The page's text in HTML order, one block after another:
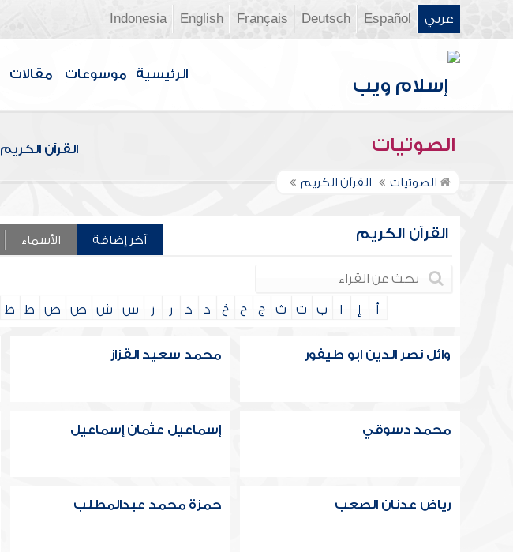
عربي Español
Deutsch
Français
English
Indonesia
الرئيسية موسوعات مقالات
الصوتيات القرآن الكريم
الصوتيات القرآن الكريم
القرآن الكريم آخر إضافة الأسماء
أ إ ا ب ت ث ج ح خ د ذ ر ز س ش ص ض ط ظ
وائل نصر الدين ابو طيفور محمد سعيد القزاز
محمد دسوقي إسماعيل عثمان إسماعيل
رياض عدنان الصعب حمزة محمد عبدالمطلب